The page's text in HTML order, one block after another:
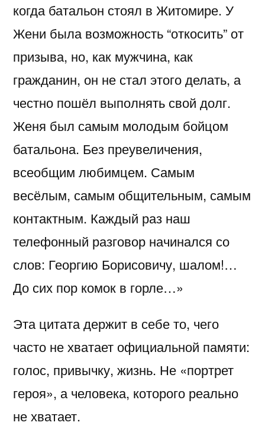
когда батальон стоял в Житомире. У
Жени была возможность “откосить” от
призыва, но, как мужчина, как
гражданин, он не стал этого делать, а
честно пошёл выполнять свой долг.
Женя был самым молодым бойцом
батальона. Без преувеличения,
всеобщим любимцем. Самым
весёлым, самым общительным, самым
контактным. Каждый раз наш
телефонный разговор начинался со
слов: Георгию Борисовичу, шалом!…
До сих пор комок в горле…»
Эта цитата держит в себе то, чего
часто не хватает официальной памяти:
голос, привычку, жизнь. Не «портрет
героя», а человека, которого реально
не хватает.